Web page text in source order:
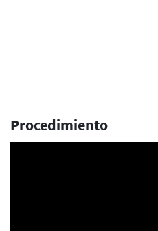
Procedimiento